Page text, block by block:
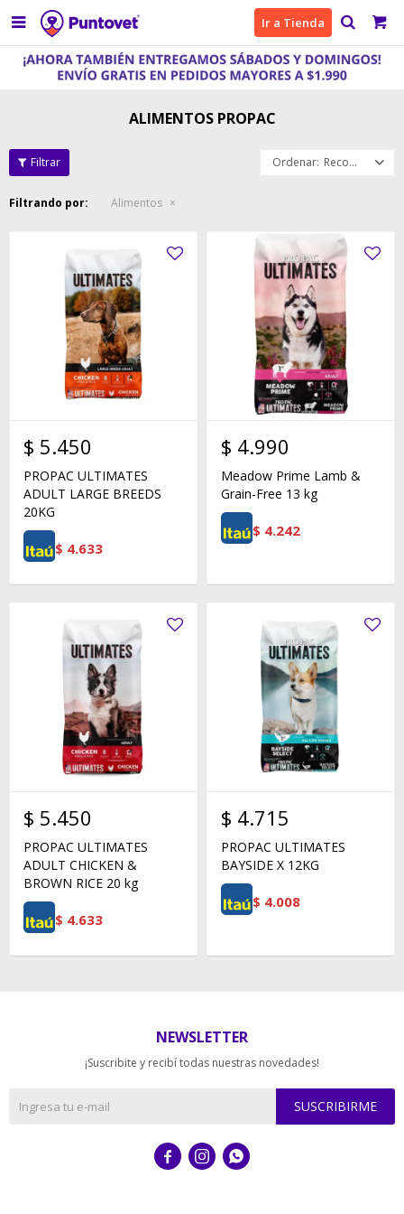
 Ir a Tienda
ALIMENTOS PROPAC
Recomendados
Filtrando por: Alimentos
$ 5.450
PROPAC ULTIMATES
ADULT LARGE BREEDS
20KG
$ 4.633
$ 4.990
Meadow Prime Lamb &
Grain-Free 13 kg
$ 4.242
$ 5.450
PROPAC ULTIMATES
ADULT CHICKEN &
BROWN RICE 20 kg
$ 4.633
$ 4.715
PROPAC ULTIMATES
BAYSIDE X 12KG
$ 4.008
NEWSLETTER
¡Suscribite y recibí todas nuestras novedades!
SUSCRIBIRME
  